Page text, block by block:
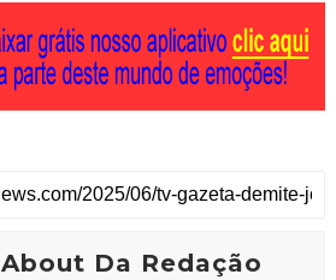
About Da Redação